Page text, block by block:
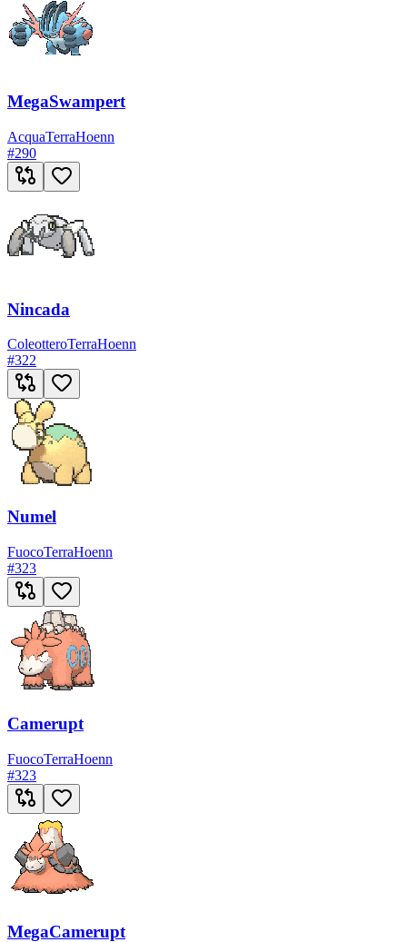
MegaSwampert
AcquaTerraHoenn
#290
Nincada
ColeotteroTerraHoenn
#322
Numel
FuocoTerraHoenn
#323
Camerupt
FuocoTerraHoenn
#323
MegaCamerupt